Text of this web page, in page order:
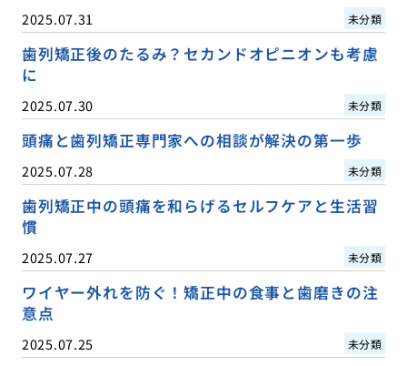
2025.07.31 未分類
歯列矯正後のたるみ？セカンドオピニオンも考慮
に
2025.07.30 未分類
頭痛と歯列矯正専門家への相談が解決の第一歩
2025.07.28 未分類
歯列矯正中の頭痛を和らげるセルフケアと生活習
慣
2025.07.27 未分類
ワイヤー外れを防ぐ！矯正中の食事と歯磨きの注
意点
2025.07.25 未分類